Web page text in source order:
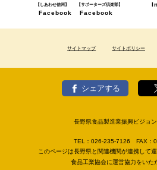
【しあわせ信州】
Facebook
【サポーターズ倶楽部】
Facebook
サイトマップ サイトポリシー
シェアする
長野県食品製造業振興ビジョ
TEL： 026-235-7126 FAX：
このページは長野県と関連機関が連携して
食品工業協会に運営協力をいた